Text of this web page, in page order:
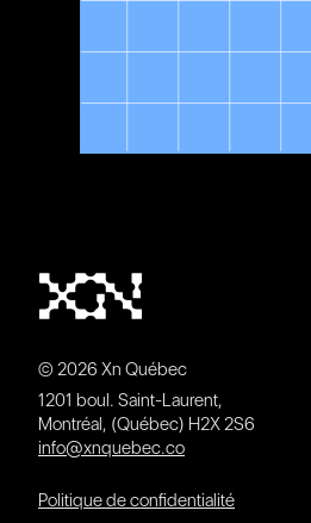
© 2026 Xn Québec
1201 boul. Saint-Laurent,
Montréal, (Québec) H2X 2S6
info@xnquebec.co
Politique de confidentialité